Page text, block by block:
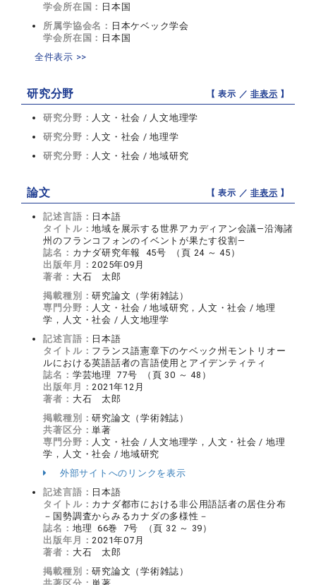
学会所在国： 日本国
所属学協会名： 日本ケベック学会
学会所在国： 日本国
全件表示 >>
研究分野 【 表示 ／非表示 】
研究分野： 人文・社会 / 人文地理学
研究分野： 人文・社会 / 地理学
研究分野： 人文・社会 / 地域研究
論文 【 表示 ／非表示 】
記述言語： 日本語
タイトル：地域を展示する世界アカディアン会議―沿海諸
州のフランコフォンのイベントが果たす役割―
誌名： カナダ研究年報 45号 （頁 24 ～ 45）
出版年月：2025年09月
著者： 大石 太郎
掲載種別：研究論文（学術雑誌）
専門分野： 人文・社会 / 地域研究，人文・社会 / 地理
学，人文・社会 / 人文地理学
記述言語： 日本語
タイトル： フランス語憲章下のケベック州モントリオー
ルにおける英語話者の言語使用とアイデンティティ
誌名： 学芸地理 77号 （頁 30 ～ 48）
出版年月：2021年12月
著者： 大石 太郎
掲載種別：研究論文（学術雑誌）
共著区分：単著
専門分野： 人文・社会 / 人文地理学，人文・社会 / 地理
学，人文・社会 / 地域研究
外部サイトへのリンクを表示
記述言語： 日本語
タイトル： カナダ都市における非公用語話者の居住分布
－国勢調査からみるカナダの多様性－
誌名： 地理 66巻 7号 （頁 32 ～ 39）
出版年月：2021年07月
著者： 大石 太郎
掲載種別：研究論文（学術雑誌）